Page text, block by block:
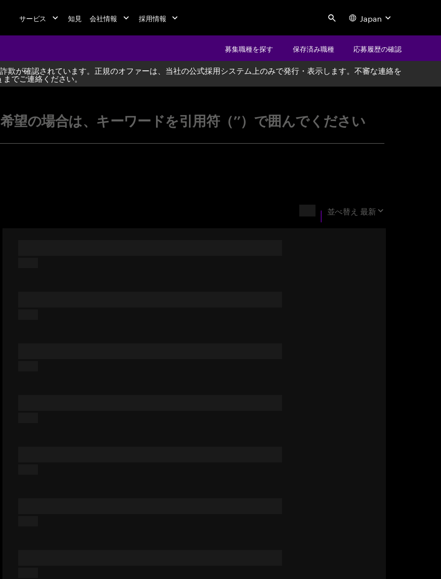
サービス 知見 会社情報 採用情報 Search Japan
募集職種を探す 保存済み職種 応募履歴の確認
欺が確認されています。正規のオファーは、当社の公式採用システム上のみで発行・表示します。不審な連絡を
までご連絡ください。 at Accenture
望の場合は、キーワードを引用符（’’）で囲んでください
並べ替え最新